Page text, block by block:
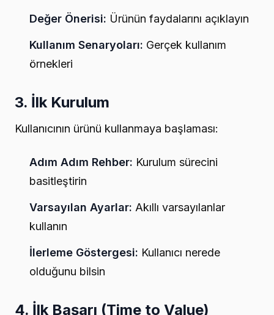
Değer Önerisi: Ürünün faydalarını açıklayın
Kullanım Senaryoları: Gerçek kullanım
örnekleri
3. İlk Kurulum
Kullanıcının ürünü kullanmaya başlaması:
Adım Adım Rehber: Kurulum sürecini
basitleştirin
Varsayılan Ayarlar: Akıllı varsayılanlar
kullanın
İlerleme Göstergesi: Kullanıcı nerede
olduğunu bilsin
4. İlk Başarı (Time to Value)